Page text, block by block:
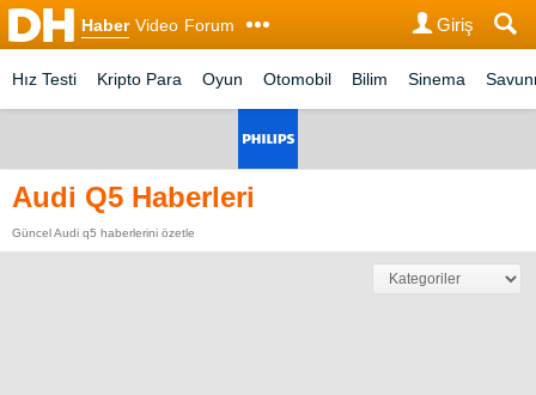
Haber Video Forum Giriş
Hız Testi Kripto Para Oyun Otomobil Bilim Sinema
Audi Q5 Haberleri
Güncel Audi q5 haberlerini özetle